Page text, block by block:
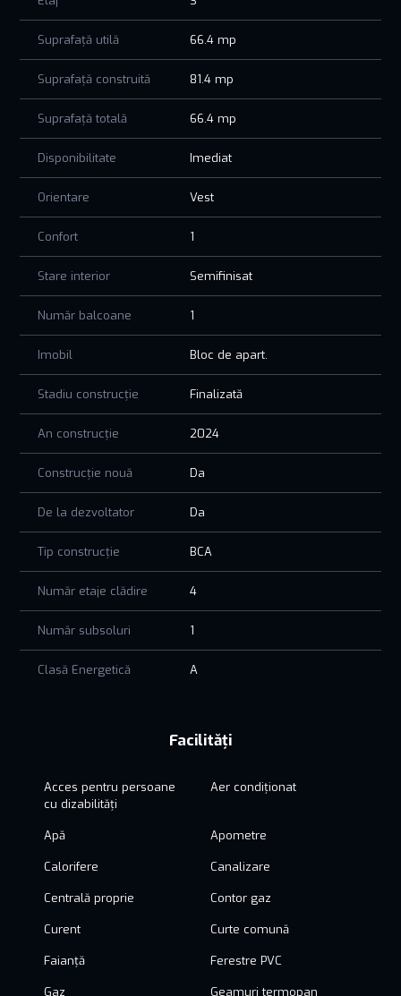
Suprafață utilă 66.4 mp
Suprafață construită 81.4 mp
Suprafață totală 66.4 mp
Disponibilitate Imediat
Orientare Vest
Confort 1
Stare interior Semifinisat
Număr balcoane 1
Imobil Bloc de apart.
Stadiu construcție Finalizată
An construcție 2024
Construcție nouă Da
De la dezvoltator Da
Tip construcție BCA
Număr etaje clădire 4
Număr subsoluri 1
Clasă Energetică A
Facilități
Acces pentru persoane
cu dizabilități
Aer condiționat
Apă Apometre
Calorifere Canalizare
Centrală proprie Contor gaz
Curent Curte comună
Faianță Ferestre PVC
Gaz Geamuri termopan